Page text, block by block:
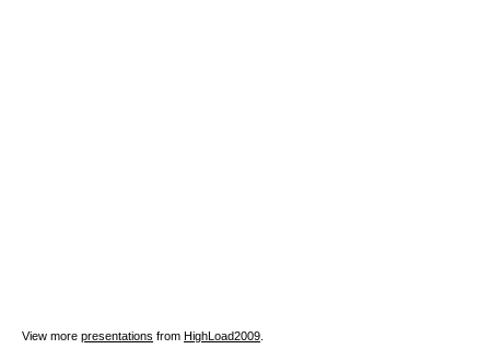
View more presentations from HighLoad2009